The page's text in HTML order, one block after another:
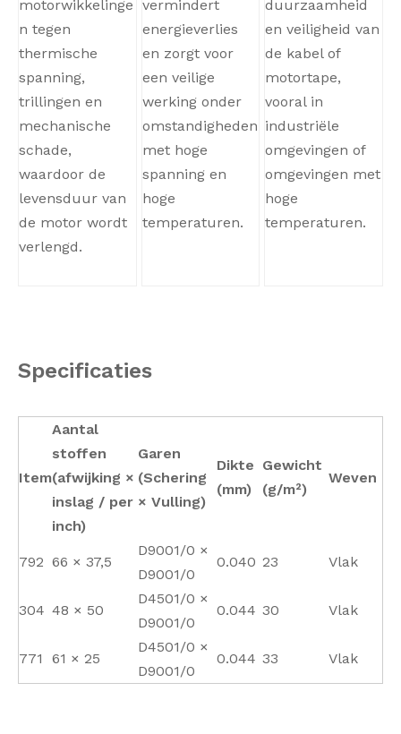
motorwikkelinge
n tegen
thermische
spanning,
trillingen en
mechanische
schade,
waardoor de
levensduur van
de motor wordt
verlengd.
vermindert
energieverlies
en zorgt voor
een veilige
werking onder
omstandigheden
met hoge
spanning en
hoge
temperaturen.
duurzaamheid
en veiligheid van
de kabel of
motortape,
vooral in
industriële
omgevingen of
omgevingen met
hoge
temperaturen.
Specificaties
Item
Aantal
stoffen
(afwijking ×
inslag / per
inch)
Garen
(Schering
× Vulling)
Dikte
(mm)
Gewicht
(g/m²)
Weven
792 66 × 37,5
D9001/0 ×
D9001/0
0.040 23 Vlak
304 48 × 50
D4501/0 ×
D9001/0
0.044 30 Vlak
771 61 × 25
D4501/0 ×
D9001/0
0.044 33 Vlak